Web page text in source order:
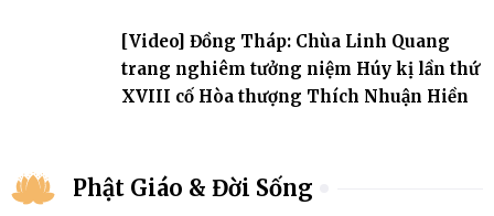
[Video] Đồng Tháp: Chùa Linh Quang
trang nghiêm tưởng niệm Húy kị lần thứ
XVIII cố Hòa thượng Thích Nhuận Hiền
Phật Giáo & Đời Sống